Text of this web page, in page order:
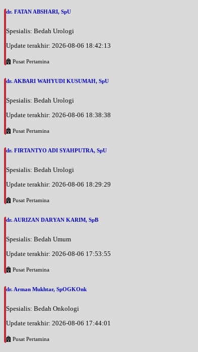
dr. FATAN ABSHARI, SpU
Spesialis: Bedah Urologi
Update terakhir: 2026-08-06 18:42:13
Pusat Pertamina
dr. AKBARI WAHYUDI KUSUMAH, SpU
Spesialis: Bedah Urologi
Update terakhir: 2026-08-06 18:38:38
Pusat Pertamina
dr. FIRTANTYO ADI SYAHPUTRA, SpU
Spesialis: Bedah Urologi
Update terakhir: 2026-08-06 18:29:29
Pusat Pertamina
dr. AURIZAN DARYAN KARIM, SpB
Spesialis: Bedah Umum
Update terakhir: 2026-08-06 17:53:55
Pusat Pertamina
dr. Arman Mukhtar, SpOGKOnk
Spesialis: Bedah Onkologi
Update terakhir: 2026-08-06 17:44:01
Pusat Pertamina